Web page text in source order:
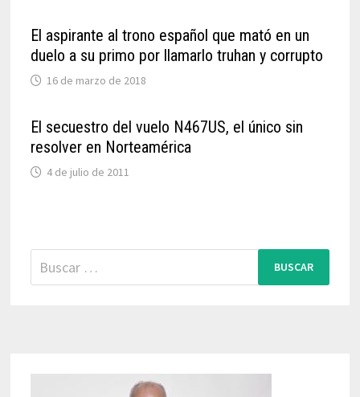
El aspirante al trono español que mató en un
duelo a su primo por llamarlo truhan y corrupto
16 de marzo de 2018
El secuestro del vuelo N467US, el único sin
resolver en Norteamérica
4 de julio de 2011
Buscar: